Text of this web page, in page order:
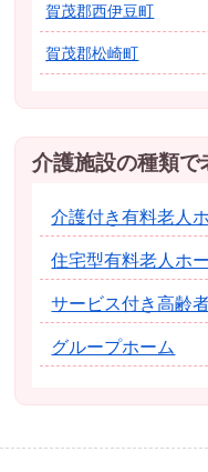
賀茂郡西伊豆町
賀茂郡松崎町
介護施設の種類
介護付き有料老人
住宅型有料老人ホ
サービス付き高齢
グループホーム